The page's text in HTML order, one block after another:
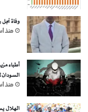
وفاة
منذ
أطباء
منذ
الهلال